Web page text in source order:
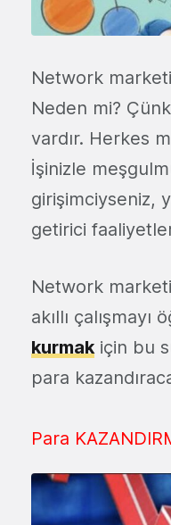
Network
Neden mi?
vardır. Herkes
İşinizle
girişimciyseniz,
getirici
Network
akıllı
kurmak için bu
para
Para